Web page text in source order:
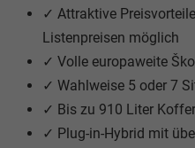
✓ Attraktive
Listenpreisen möglich
✓ Volle europaweite
✓ Wahlweise 5 oder 7
✓ Bis zu 910 Liter
✓ Plug-in-Hybrid mit